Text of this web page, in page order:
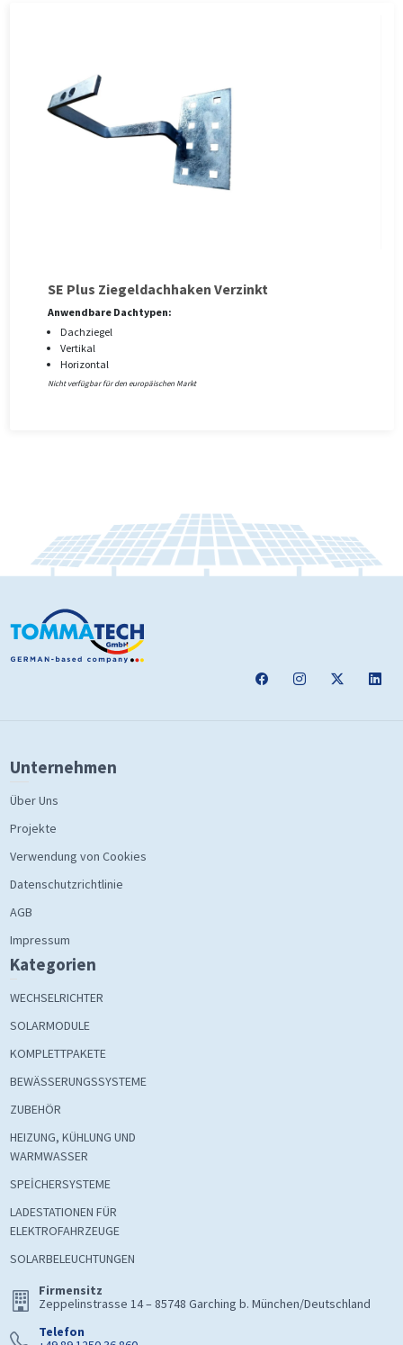
SE Plus Ziegeldachhaken Verzinkt
Anwendbare Dachtypen:
Dachziegel
Vertikal
Horizontal
Nicht verfügbar für den europäischen Markt
Unternehmen
Über Uns
Projekte
Verwendung von Cookies
Datenschutzrichtlinie
AGB
Impressum
Kategorien
WECHSELRICHTER
SOLARMODULE
KOMPLETTPAKETE
BEWÄSSERUNGSSYSTEME
ZUBEHÖR
HEIZUNG, KÜHLUNG UND
WARMWASSER
SPEİCHERSYSTEME
LADESTATIONEN FÜR
ELEKTROFAHRZEUGE
SOLARBELEUCHTUNGEN
Firmensitz
Zeppelinstrasse 14 – 85748 Garching b. München/Deutschland
Telefon